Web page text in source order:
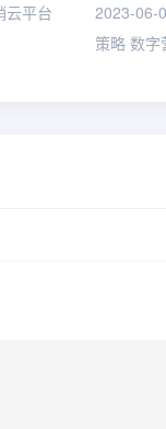
云平台 2023-06-
策略 数字